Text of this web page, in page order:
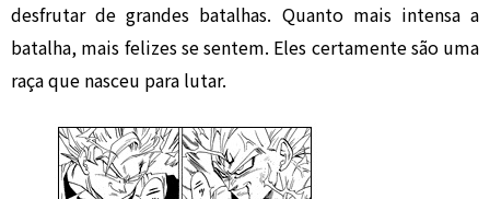
desfrutar de grandes batalhas. Quanto mais intensa a
batalha, mais felizes se sentem. Eles certamente são uma
raça que nasceu para lutar.